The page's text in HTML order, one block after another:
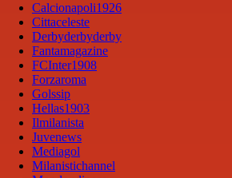
Calcionapoli1926
Cittaceleste
Derbyderbyderby
Fantamagazine
FCInter1908
Forzaroma
Golssip
Hellas1903
Ilmilanista
Juvenews
Mediagol
Milanistichannel